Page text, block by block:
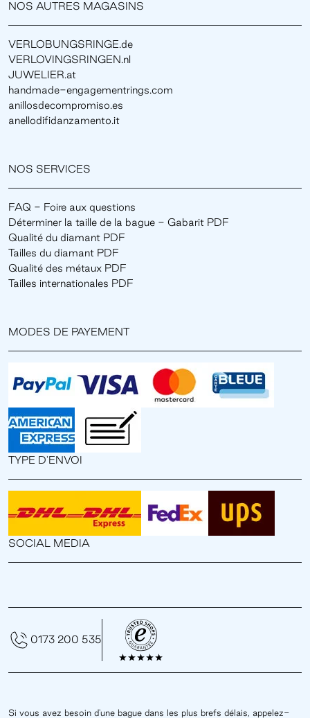
NOS AUTRES MAGASINS
VERLOBUNGSRINGE.de
VERLOVINGSRINGEN.nl
JUWELIER.at
handmade-engagementrings.com
anillosdecompromiso.es
anellodifidanzamento.it
NOS SERVICES
FAQ - Foire aux questions
Déterminer la taille de la bague - Gabarit PDF
Qualité du diamant PDF
Tailles du diamant PDF
Qualité des métaux PDF
Tailles internationales PDF
MODES DE PAYEMENT
TYPE D'ENVOI
SOCIAL MEDIA
Si vous avez besoin d'une bague dans les plus brefs délais, appelez-
0173 200 535